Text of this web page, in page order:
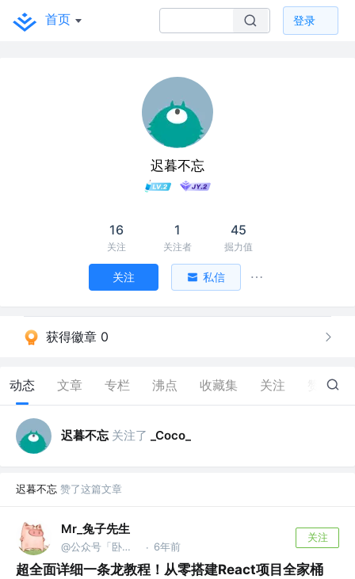
首页 登录
迟暮不忘
16
关注
1
关注者
45
掘力值
关注 私信
获得徽章 0
动态 文章 专栏 沸点 收藏集 关注 34
迟暮不忘 关注了 _Coco_
迟暮不忘 赞了这篇文章
Mr_兔子先生
@公众号「卧梅又闻花」 · 6年前
关注
超全面详细一条龙教程！从零搭建React项目全家桶